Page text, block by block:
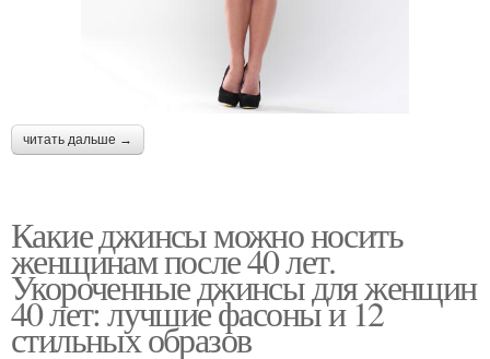
читать дальше →
Какие джинсы можно носить
женщинам после 40 лет.
Укороченные джинсы для женщин
40 лет: лучшие фасоны и 12
стильных образов